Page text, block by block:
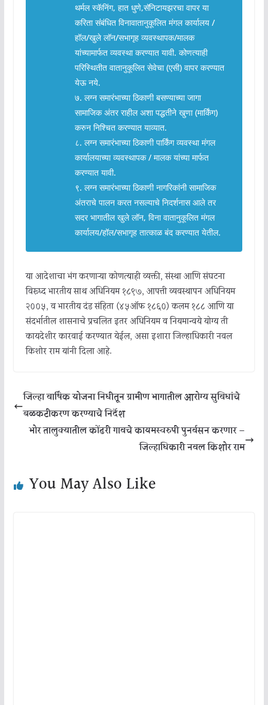
थर्मल स्कॅनिंग, हात धुणे,सॅनिटायझरचा वापर या
करिता संंबंधित विनावातानुकूलित मंगल कार्यालय /
हॉल/खुले लॉन/सभागृह व्यवस्थापक/मालक
यांच्यामार्फत व्यवस्था करण्यात यावी. कोणत्याही
परिस्थितीत वातानुकूलित सेवेचा (एसी) वापर करण्यात
येऊ नये.
७. लग्न समारंभाच्या ठिकाणी बसण्याच्या जागा
सामाजिक अंतर राहील अशा पद्धतीने खुणा (मार्किंग)
करुन निश्चित करण्यात याव्यात.
८. लग्न समारंभाच्या ठिकाणी पार्किंग व्यवस्था मंगल
कार्यालयाच्या व्यवस्थापक / मालक यांच्या मार्फत
करण्यात यावी.
९. लग्न समारंभाच्या ठिकाणी नागरिकांनी सामाजिक
अंतराचे पालन करत नसल्याचे निदर्शनास आले तर
सदर भागातील खुले लॉन, विना वातानुकूलित मंगल
कार्यालय/हॉल/सभागृह तात्काळ बंद करण्यात येतील.
या आदेशाचा भंग करणाऱ्या कोणत्याही व्यक्ती, संस्था आणि संघटना
विरूध्द भारतीय साथ अधिनियम १८९७, आपत्ती व्यवस्थापन अधिनियम
२००५, व भारतीय दंड संहिता (४५ऑफ १८६०) कलम १८८ आणि या
संदर्भातील शासनाचे प्रचलित इतर अधिनियम व नियमान्वये योग्य ती
कायदेशीर कारवाई करण्यात येईल, असा इशारा जिल्हाधिकारी नवल
किशोर राम यांनी दिला आहे.
जिल्हा वार्षिक योजना निधीतून ग्रामीण भागातील आरोग्य सुविधांचे
बळकटीकरण करण्याचे निर्देश
भोर तालुक्यातील कोंढरी गावचे कायमस्वरुपी पुनर्वसन करणार –
जिल्हाधिकारी नवल किशोर राम
You May Also Like